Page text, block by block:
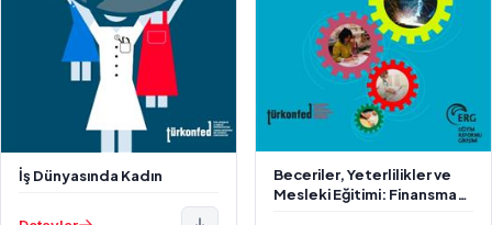
İş Dünyasında Kadın
Beceriler, Yeterlilikler ve
Mesleki Eğitimi: Finansman